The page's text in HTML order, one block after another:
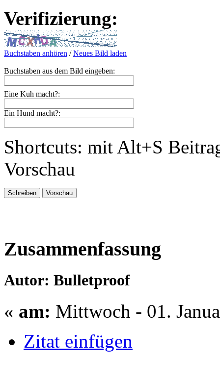
Verifizierung:
Buchstaben anhören /Neues Bild laden
Buchstaben aus dem Bild eingeben:
Eine Kuh macht?:
Ein Hund macht?:
Shortcuts: mit Alt+S
Vorschau
Zusammenfassung
Autor: Bulletproof
« am: Mittwoch - 01.
Zitat einfügen